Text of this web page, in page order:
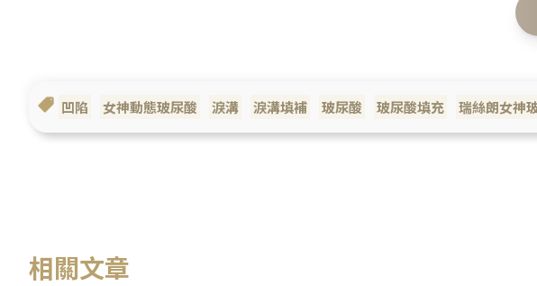
凹陷 女神動態玻尿酸 淚溝 淚溝填補 玻尿酸 玻尿酸填充 瑞絲朗女神
相關文章